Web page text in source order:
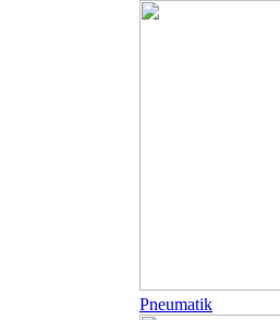
Pneumatik